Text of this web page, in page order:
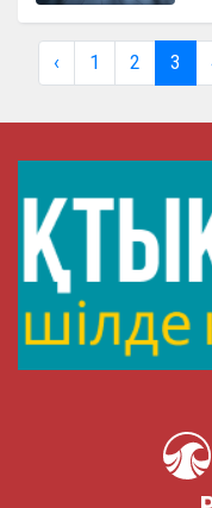
‹ 1 2 3